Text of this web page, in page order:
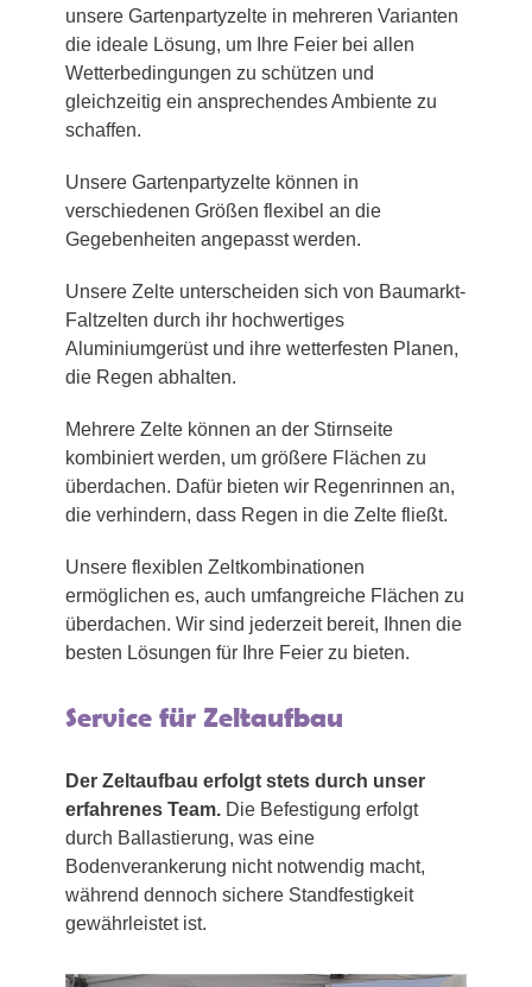
unsere Gartenpartyzelte in mehreren Varianten
die ideale Lösung, um Ihre Feier bei allen
Wetterbedingungen zu schützen und
gleichzeitig ein ansprechendes Ambiente zu
schaffen.
Unsere Gartenpartyzelte können in
verschiedenen Größen flexibel an die
Gegebenheiten angepasst werden.
Unsere Zelte unterscheiden sich von Baumarkt-
Faltzelten durch ihr hochwertiges
Aluminiumgerüst und ihre wetterfesten Planen,
die Regen abhalten.
Mehrere Zelte können an der Stirnseite
kombiniert werden, um größere Flächen zu
überdachen. Dafür bieten wir Regenrinnen an,
die verhindern, dass Regen in die Zelte fließt.
Unsere flexiblen Zeltkombinationen
ermöglichen es, auch umfangreiche Flächen zu
überdachen. Wir sind jederzeit bereit, Ihnen die
besten Lösungen für Ihre Feier zu bieten.
Service für Zeltaufbau
Der Zeltaufbau erfolgt stets durch unser
erfahrenes Team. Die Befestigung erfolgt
durch Ballastierung, was eine
Bodenverankerung nicht notwendig macht,
während dennoch sichere Standfestigkeit
gewährleistet ist.